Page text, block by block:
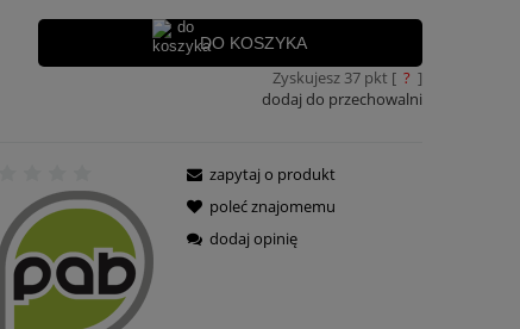
DO KOSZYKA
Zyskujesz 37pkt [ ? ]
dodaj do przechowalni
zapytaj o produkt
poleć znajomemu
dodaj opinię